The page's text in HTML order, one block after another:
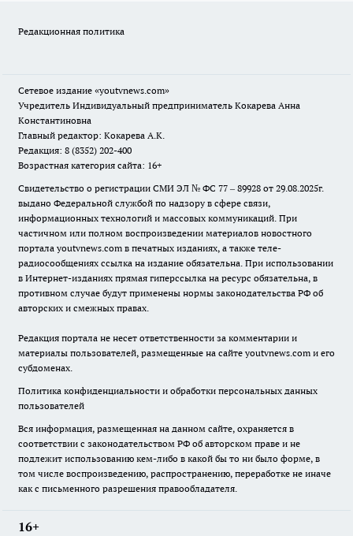
Редакционная политика
Сетевое издание «youtvnews.com»
Учредитель Индивидуальный предприниматель Кокарева Анна
Константиновна
Главный редактор: Кокарева А.К.
Редакция: 8 (8352) 202-400
Возрастная категория сайта: 16+
Свидетельство о регистрации СМИ ЭЛ № ФС 77 – 89928 от 29.08.2025г.
выдано Федеральной службой по надзору в сфере связи,
информационных технологий и массовых коммуникаций. При
частичном или полном воспроизведении материалов новостного
портала youtvnews.com в печатных изданиях, а также теле-
радиосообщениях ссылка на издание обязательна. При использовании
в Интернет-изданиях прямая гиперссылка на ресурс обязательна, в
противном случае будут применены нормы законодательства РФ об
авторских и смежных правах.
Редакция портала не несет ответственности за комментарии и
материалы пользователей, размещенные на сайте youtvnews.com и его
субдоменах.
Политика конфиденциальности и обработки персональных данных
пользователей
Вся информация, размещенная на данном сайте, охраняется в
соответствии с законодательством РФ об авторском праве и не
подлежит использованию кем-либо в какой бы то ни было форме, в
том числе воспроизведению, распространению, переработке не иначе
как с письменного разрешения правообладателя.
16+